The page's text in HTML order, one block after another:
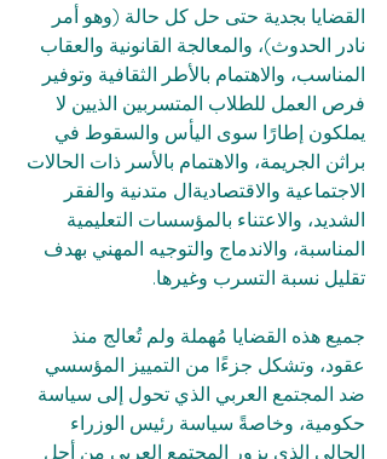
القضايا بجدية حتى حل كل حالة (وهو أمر
نادر الحدوث)، والمعالجة القانونية والعقاب
المناسب، والاهتمام بالأطر الثقافية وتوفير
فرص العمل للطلاب المتسربين الذيين لا
يملكون إطارًا سوى اليأس والسقوط في
براثن الجريمة، والاهتمام بالأسر ذات الحالات
الاجتماعية والاقتصاديةال متدنية والفقر
الشديد، والاعتناء بالمؤسسات التعليمية
المناسبة، والاندماج والتوجيه المهني بهدف
تقليل نسبة التسرب وغيرها.
جميع هذه القضايا مُهملة ولم تُعالج منذ
عقود، وتشكل جزءًا من التمييز المؤسسي
ضد المجتمع العربي الذي تحول إلى سياسة
حكومية، وخاصةً سياسة رئيس الوزراء
الحالي الذي يزور المجتمع العربي من أجل